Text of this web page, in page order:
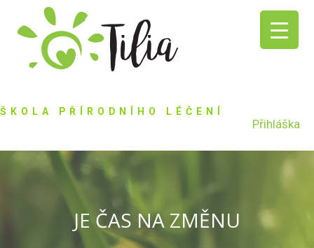
ŠKOLA PŘÍRODNÍHO LÉČENÍ
Přihláška
JE ČAS NA ZMĚNU